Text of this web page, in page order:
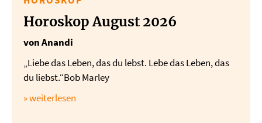
Horoskop August 2026
von Anandi
„Liebe das Leben, das du lebst. Lebe das Leben, das
du liebst.“Bob Marley
» weiterlesen